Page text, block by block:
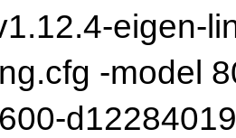
eigen-
-model